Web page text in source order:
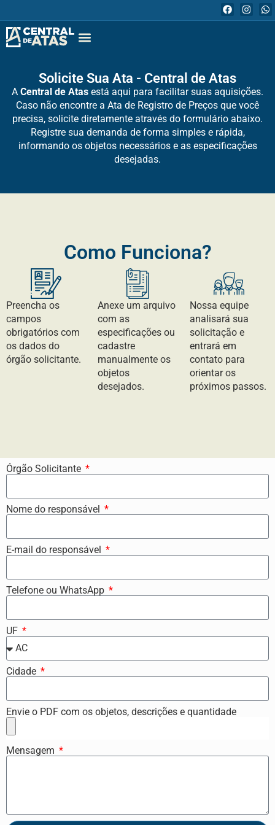
Solicite Sua Ata - Central de Atas
A Central de Atas está aqui para facilitar suas aquisições.
Caso não encontre a Ata de Registro de Preços que você
precisa, solicite diretamente através do formulário abaixo.
Registre sua demanda de forma simples e rápida,
informando os objetos necessários e as especificações
desejadas.
Como Funciona?
Preencha os
campos
obrigatórios com
os dados do
órgão solicitante.
Anexe um arquivo
com as
especificações ou
cadastre
manualmente os
objetos
desejados.
Nossa equipe
analisará sua
solicitação e
entrará em
contato para
orientar os
próximos passos.
Órgão Solicitante
Nome do responsável
E-mail do responsável
Telefone ou WhatsApp
UF
Cidade
Envie o PDF com os objetos, descrições e quantidade
Mensagem